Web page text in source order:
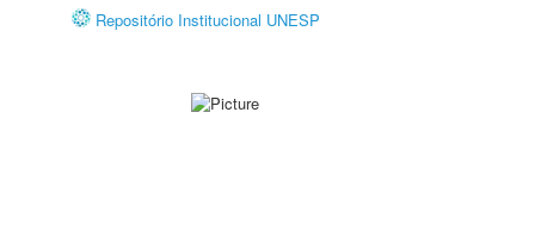
Repositório Institucional UNESP